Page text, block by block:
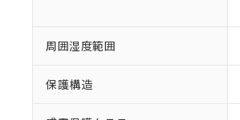
周囲湿度範囲
保護構造